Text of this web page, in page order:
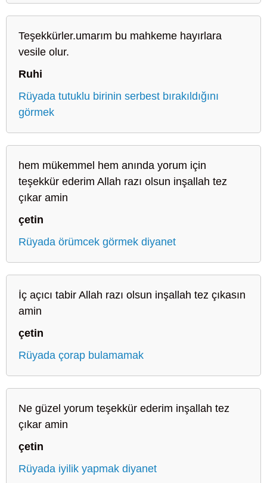
Teşekkürler.umarım bu mahkeme hayırlara
vesile olur.
Ruhi
Rüyada tutuklu birinin serbest bırakıldığını
görmek
hem mükemmel hem anında yorum için
teşekkür ederim Allah razı olsun inşallah tez
çıkar amin
çetin
Rüyada örümcek görmek diyanet
İç açıcı tabir Allah razı olsun inşallah tez çıkasın
amin
çetin
Rüyada çorap bulamamak
Ne güzel yorum teşekkür ederim inşallah tez
çıkar amin
çetin
Rüyada iyilik yapmak diyanet